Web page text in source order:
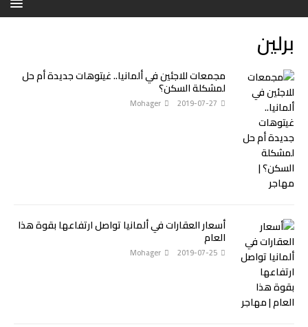
برلين
مجمعات للاجئين في ألمانيا.. غيتوهات جديدة أم حل
لمشكلة السكن؟
2019-07-27
Mohager
أسعار العقارات في ألمانيا تواصل ارتفاعها بقوة هذا
العام
2019-07-25
Mohager